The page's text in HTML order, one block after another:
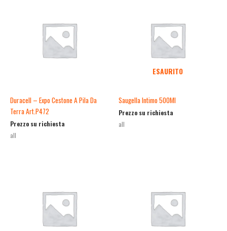
Duracell – Expo Cestone A Pila Da
Terra Art.P472
Prezzo su richiesta
all
ESAURITO
Saugella Intimo 500Ml
Prezzo su richiesta
all